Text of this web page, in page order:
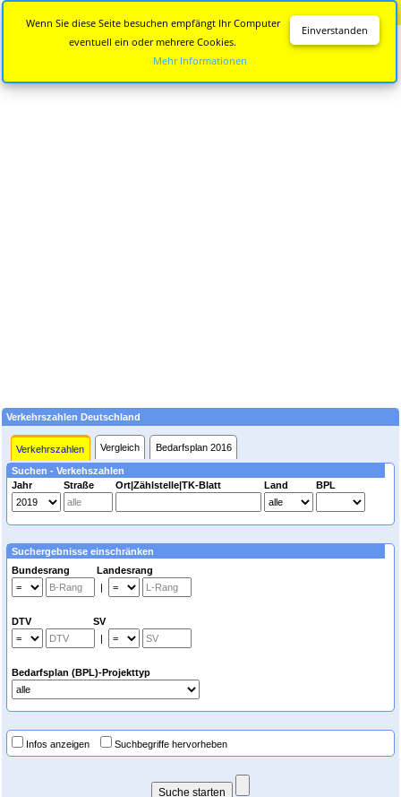
Verkehrszahlen Deutschland
Verkehrszahlen Vergleich Bedarfsplan 2016
Suchen - Verkehszahlen
Jahr
Straße Ort|Zählstelle|TK-Blatt Land BPL
Suchergebnisse einschränken
Bundesrang Landesrang
|
DTV SV
|
Bedarfsplan (BPL)-Projekttyp
Infos anzeigen Suchbegriffe hervorheben
Einverstanden
Wenn Sie diese Seite besuchen empfängt Ihr Computer
eventuell ein oder mehrere Cookies.
Mehr Informationen